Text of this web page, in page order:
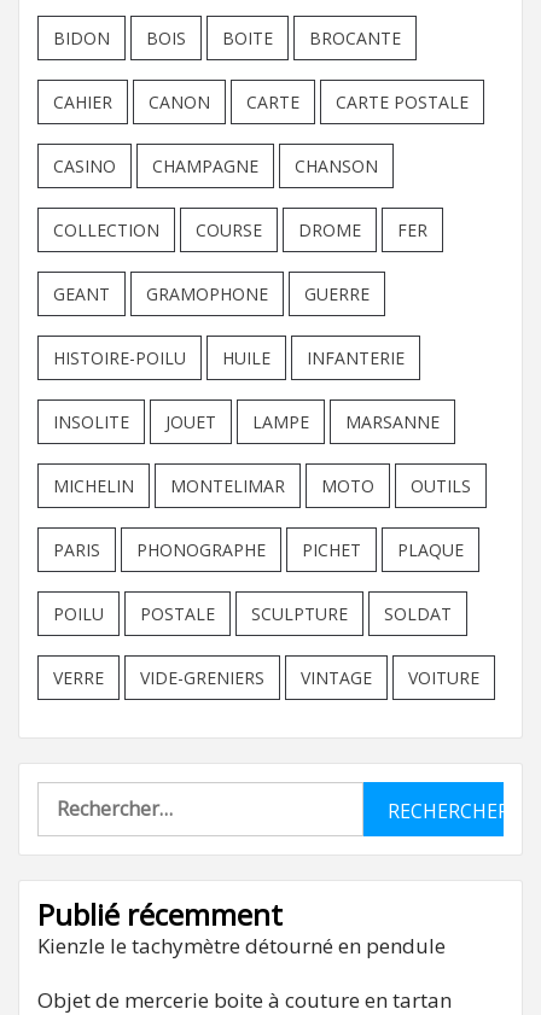
BIDON BOIS BOITE BROCANTE
CAHIER CANON CARTE CARTE POSTALE
CASINO CHAMPAGNE CHANSON
COLLECTION COURSE DROME FER
GEANT GRAMOPHONE GUERRE
HISTOIRE-POILU HUILE INFANTERIE
INSOLITE JOUET LAMPE MARSANNE
MICHELIN MONTELIMAR MOTO OUTILS
PARIS PHONOGRAPHE PICHET PLAQUE
POILU POSTALE SCULPTURE SOLDAT
VERRE VIDE-GRENIERS VINTAGE VOITURE
Rechercher :
Publié récemment
Kienzle le tachymètre détourné en pendule
Objet de mercerie boite à couture en tartan